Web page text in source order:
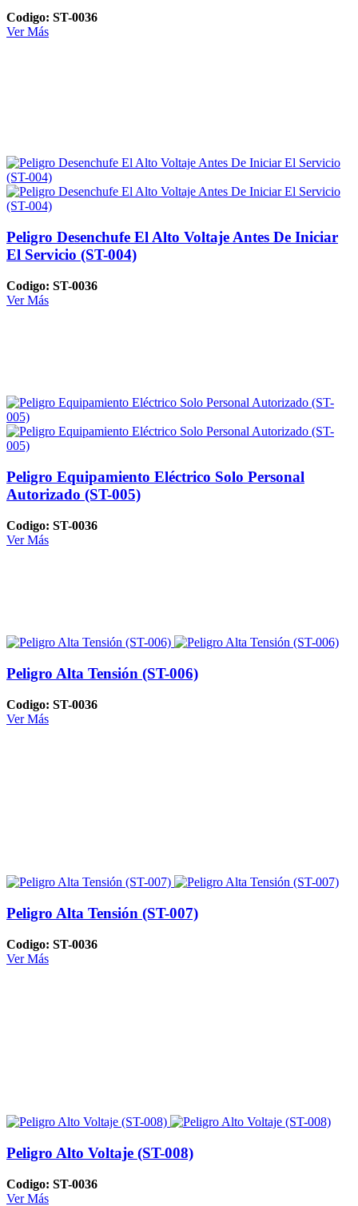
Codigo: ST-0036
Ver Más
Peligro Desenchufe El Alto Voltaje Antes De Iniciar
El Servicio (ST-004)
Codigo: ST-0036
Ver Más
Peligro Equipamiento Eléctrico Solo Personal
Autorizado (ST-005)
Codigo: ST-0036
Ver Más
Peligro Alta Tensión (ST-006)
Codigo: ST-0036
Ver Más
Peligro Alta Tensión (ST-007)
Codigo: ST-0036
Ver Más
Peligro Alto Voltaje (ST-008)
Codigo: ST-0036
Ver Más